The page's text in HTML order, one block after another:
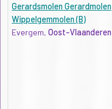
Gerardsmolen Gerardmolen
Wippelgemmolen (B)
Evergem, Oost-Vlaanderen